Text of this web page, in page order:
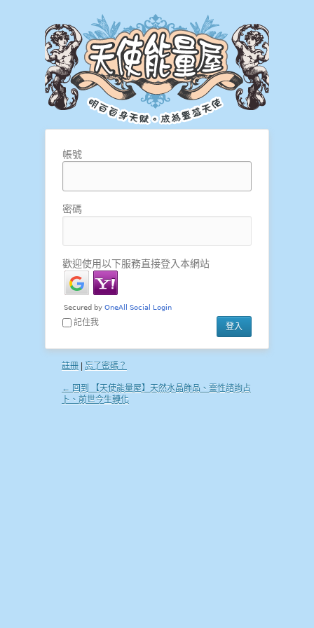
帳號
密碼
歡迎使用以下服務直接登入本網站
記住我
註冊 忘了密碼？
← 回到 【天使能量屋】天然水晶飾品、靈性諮詢占
卜、前世今生轉化